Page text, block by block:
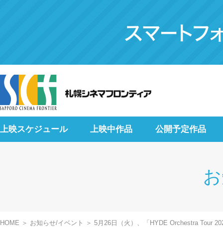
上映スケジュール 上映中作品 公開予定作品
HOME お知らせ/イベント 5月26日（火）、「HYDE Orchestra Tour